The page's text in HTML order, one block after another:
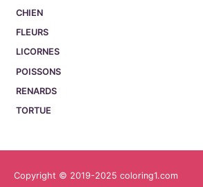
CHIEN
FLEURS
LICORNES
POISSONS
RENARDS
TORTUE
Copyright © 2019-2025 coloring1.com